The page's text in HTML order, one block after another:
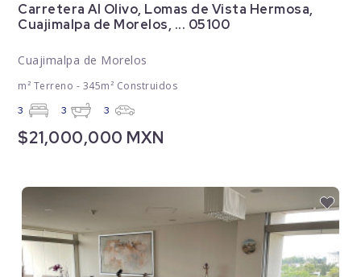
Carretera Al Olivo, Lomas de Vista Hermosa,
Cuajimalpa de Morelos, ... 05100
Cuajimalpa de Morelos
m² Terreno - 345m² Construidos
3 3 3
$21,000,000 MXN